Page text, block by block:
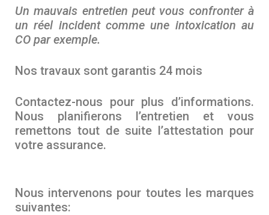
Un mauvais entretien peut vous confronter à
un réel incident comme une intoxication au
CO par exemple.
Nos travaux sont garantis 24 mois
Contactez-nous pour plus d’informations.
Nous planifierons l’entretien et vous
remettons tout de suite l’attestation pour
votre assurance.
Nous intervenons pour toutes les marques
suivantes: